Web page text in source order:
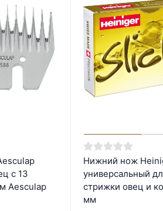
с 13
Aesculap
Нижний нож
универсальный
стрижки овец и
мм